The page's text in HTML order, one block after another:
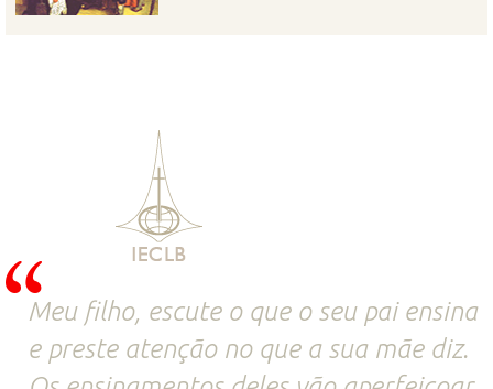
Meu filho, escute o que o seu pai ensina
e preste atenção no que a sua mãe diz.